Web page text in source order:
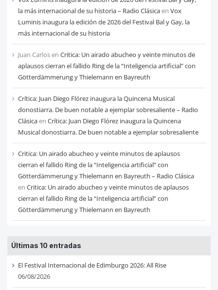
la más internacional de su historia – Radio Clásicaen Vox
Luminis inaugura la edición de 2026 del Festival Bal y Gay, la
más internacional de su historia
Juan Carlosen Critica: Un airado abucheo y veinte minutos de
aplausos cierran el fallido Ring de la “Inteligencia artificial” con
Götterdämmerung y Thielemann en Bayreuth
Crítica: Juan Diego Flórez inaugura la Quincena Musical
donostiarra. De buen notable a ejemplar sobresaliente – Radio
Clásicaen Crítica: Juan Diego Flórez inaugura la Quincena
Musical donostiarra. De buen notable a ejemplar sobresaliente
Critica: Un airado abucheo y veinte minutos de aplausos
cierran el fallido Ring de la “Inteligencia artificial” con
Götterdämmerung y Thielemann en Bayreuth – Radio Clásica
en Critica: Un airado abucheo y veinte minutos de aplausos
cierran el fallido Ring de la “Inteligencia artificial” con
Götterdämmerung y Thielemann en Bayreuth
Últimas 10 entradas
El Festival Internacional de Edimburgo 2026: All Rise
06/08/2026